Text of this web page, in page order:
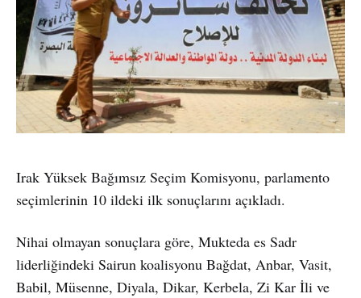
Irak Yüksek Bağımsız Seçim Komisyonu, parlamento
seçimlerinin 10 ildeki ilk sonuçlarını açıkladı.
Nihai olmayan sonuçlara göre, Mukteda es Sadr
liderliğindeki Sairun koalisyonu Bağdat, Anbar, Vasit,
Babil, Müsenne, Diyala, Dikar, Kerbela, Zi Kar İli ve